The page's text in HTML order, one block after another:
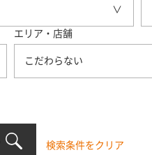
エリア・店舗
こだわらない
検索条件をクリア